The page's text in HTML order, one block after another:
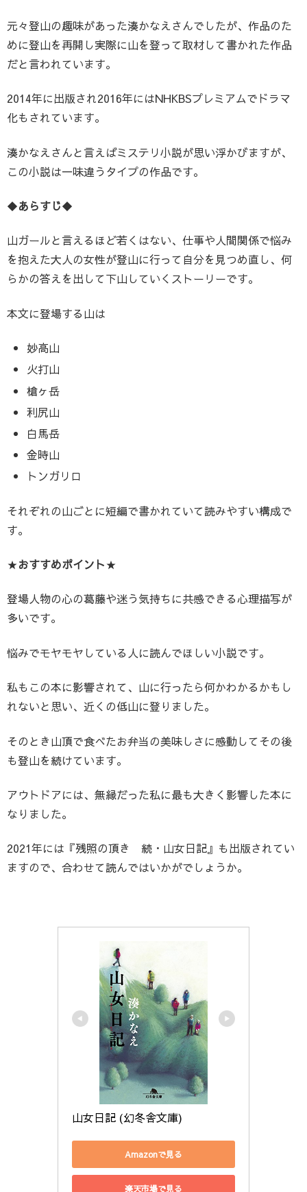
元々登山の趣味があった湊かなえさんでしたが、作品のた
めに登山を再開し実際に山を登って取材して書かれた作品
だと言われています。
2014年に出版され2016年にはNHKBSプレミアムでドラマ
化もされています。
湊かなえさんと言えばミステリ小説が思い浮かびますが、
この小説は一味違うタイプの作品です。
◆あらすじ◆
山ガールと言えるほど若くはない、仕事や人間関係で悩み
を抱えた大人の女性が登山に行って自分を見つめ直し、何
らかの答えを出して下山していくストーリーです。
本文に登場する山は
妙高山
火打山
槍ヶ岳
利尻山
白馬岳
金時山
トンガリロ
それぞれの山ごとに短編で書かれていて読みやすい構成で
す。
★おすすめポイント★
登場人物の心の葛藤や迷う気持ちに共感できる心理描写が
多いです。
悩みでモヤモヤしている人に読んでほしい小説です。
私もこの本に影響されて、山に行ったら何かわかるかもし
れないと思い、近くの低山に登りました。
そのとき山頂で食べたお弁当の美味しさに感動してその後
も登山を続けています。
アウトドアには、無縁だった私に最も大きく影響した本に
なりました。
2021年には『残照の頂き 続・山女日記』も出版されてい
ますので、合わせて読んではいかがでしょうか。
山女日記 (幻冬舎文庫)
Amazonで見る
楽天市場で見る